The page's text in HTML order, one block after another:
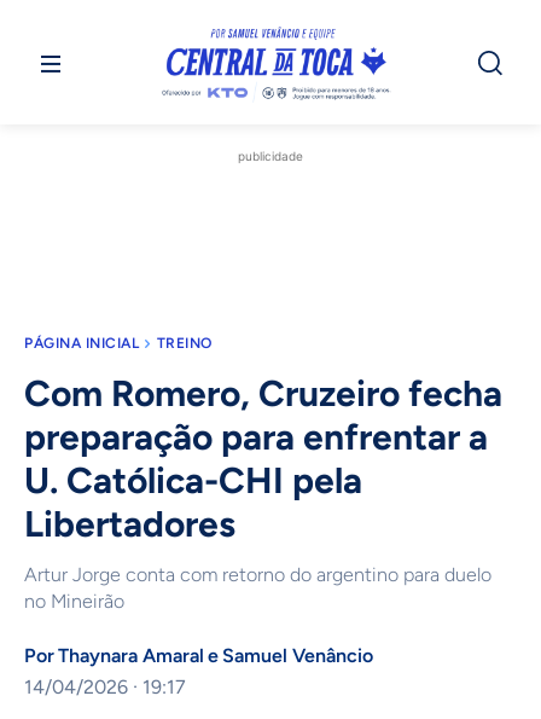
publicidade
PÁGINA INICIAL TREINO
Com Romero, Cruzeiro fecha
preparação para enfrentar a
U. Católica-CHI pela
Libertadores
Artur Jorge conta com retorno do argentino para duelo
no Mineirão
PorThaynara Amaral e Samuel Venâncio
14/04/2026 · 19:17